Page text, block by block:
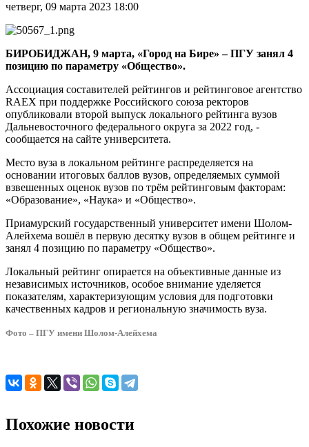
ДФО
занимает
ПГУ
в
Локальном
рейтинге
RAEX
четверг, 09 марта 2023 18:00
БИРОБИДЖАН, 9 марта, «Город на Бире» – ПГУ занял 4
позицию по параметру «Общество».
Ассоциация составителей рейтингов и рейтинговое агентство
RAEX при поддержке Российского союза ректоров
опубликовали второй выпуск локального рейтинга вузов
Дальневосточного федерального округа за 2022 год, -
сообщается на сайте университета.
Место вуза в локальном рейтинге распределяется на
основании итоговых баллов вузов, определяемых суммой
взвешенных оценок вузов по трём рейтинговым факторам:
«Образование», «Наука» и «Общество».
Приамурский государственный университет имени Шолом-
Алейхема вошёл в первую десятку вузов в общем рейтинге и
занял 4 позицию по параметру «Общество».
Локальный рейтинг опирается на объективные данные из
независимых источников, особое внимание уделяется
показателям, характеризующим условия для подготовки
качественных кадров и региональную значимость вуза.
Фото – ПГУ имени Шолом-Алейхема
Похожие новости